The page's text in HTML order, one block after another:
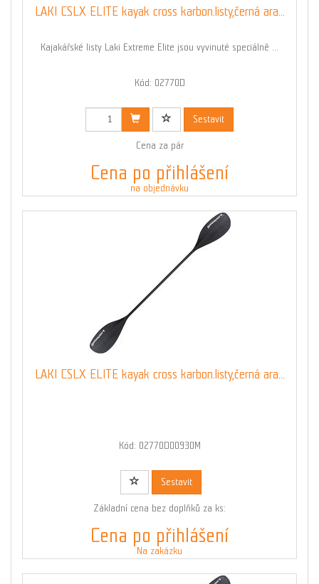
LAKI CSLX ELITE kayak cross karbon.listy,černá ara...
Kajakářské listy Laki Extreme Elite jsou vyvinuté speciálně ...
Kód: 02770D
Sestavit
Cena za pár
Cena po přihlášení
na objednávku
LAKI CSLX ELITE kayak cross karbon.listy,černá ara...
Kód: 02770D00930M
Sestavit
Základní cena bez doplňků za ks:
Cena po přihlášení
Na zakázku